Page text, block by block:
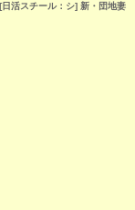
[日活スチール：シ] 新・団地